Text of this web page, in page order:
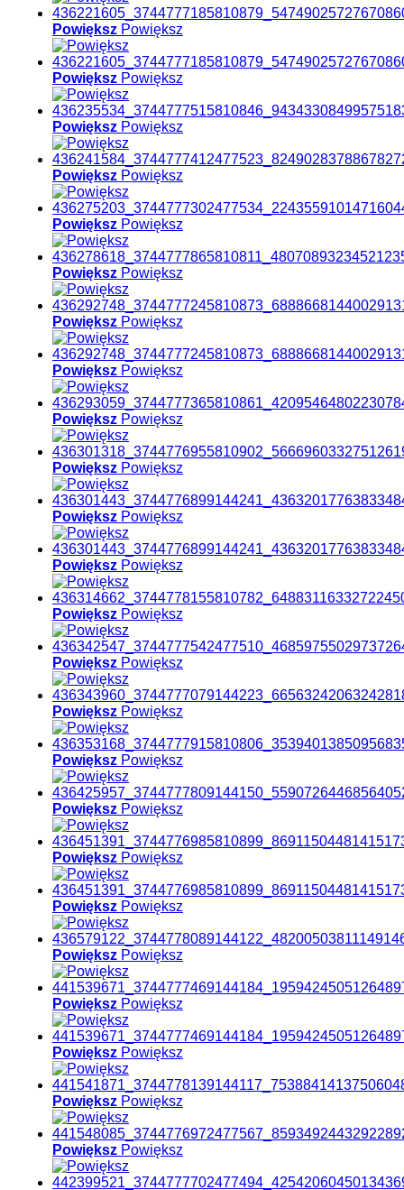
Powiększ Powiększ
Powiększ Powiększ
Powiększ Powiększ
Powiększ Powiększ
Powiększ Powiększ
Powiększ Powiększ
Powiększ Powiększ
Powiększ Powiększ
Powiększ Powiększ
Powiększ Powiększ
Powiększ Powiększ
Powiększ Powiększ
Powiększ Powiększ
Powiększ Powiększ
Powiększ Powiększ
Powiększ Powiększ
Powiększ Powiększ
Powiększ Powiększ
Powiększ Powiększ
Powiększ Powiększ
Powiększ Powiększ
Powiększ Powiększ
Powiększ Powiększ
Powiększ Powiększ